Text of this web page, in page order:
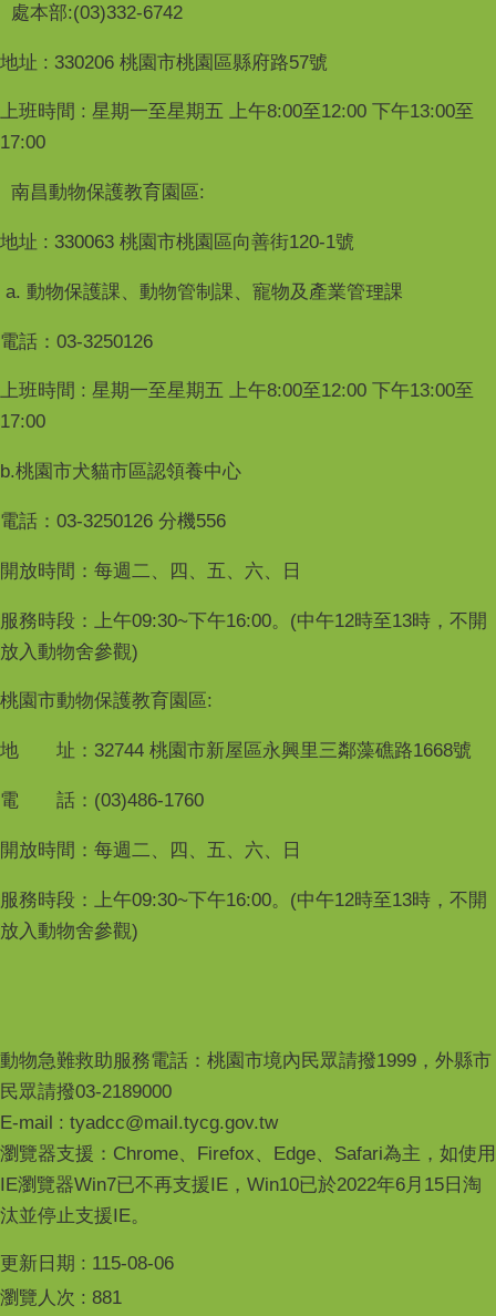
處本部:(03)332-6742
地址 : 330206 桃園市桃園區縣府路57號
上班時間 : 星期一至星期五 上午8:00至12:00 下午13:00至
17:00
南昌動物保護教育園區:
地址 : 330063 桃園市桃園區向善街120-1號
a. 動物保護課、動物管制課、寵物及產業管理課
電話：03-3250126
上班時間 : 星期一至星期五 上午8:00至12:00 下午13:00至
17:00
b.桃園市犬貓市區認領養中心
電話：03-3250126 分機556
開放時間：每週二、四、五、六、日
服務時段：上午09:30~下午16:00。(中午12時至13時，不開
放入動物舍參觀)
桃園市動物保護教育園區:
地 址：32744 桃園市新屋區永興里三鄰藻礁路1668號
電 話：(03)486-1760
開放時間：每週二、四、五、六、日
服務時段：上午09:30~下午16:00。(中午12時至13時，不開
放入動物舍參觀)
動物急難救助服務電話：桃園市境內民眾請撥1999，外縣市
民眾請撥03-2189000
E-mail : tyadcc@mail.tycg.gov.tw
瀏覽器支援：Chrome、Firefox、Edge、Safari為主，如使用
IE瀏覽器Win7已不再支援IE，Win10已於2022年6月15日淘
汰並停止支援IE。
更新日期
115-08-06
瀏覽人次
881